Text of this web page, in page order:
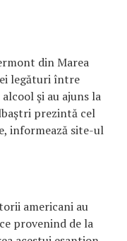
din Marea
legături între
şi au ajuns la
prezintă cel
informează site-ul
americani au
provenind de la